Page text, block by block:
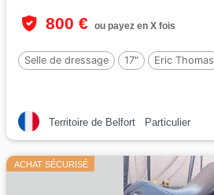
800 € ou payez en X fois
Selle de dressage 17" Eric Thomas
Territoire de Belfort Particulier
ACHAT SÉCURISÉ